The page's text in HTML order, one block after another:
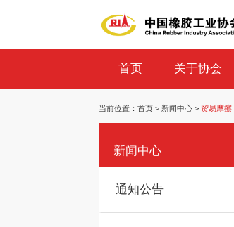
首页 关于协会
当前位置： 首页 > 新闻中心 > 贸易摩擦
新闻中心
通知公告